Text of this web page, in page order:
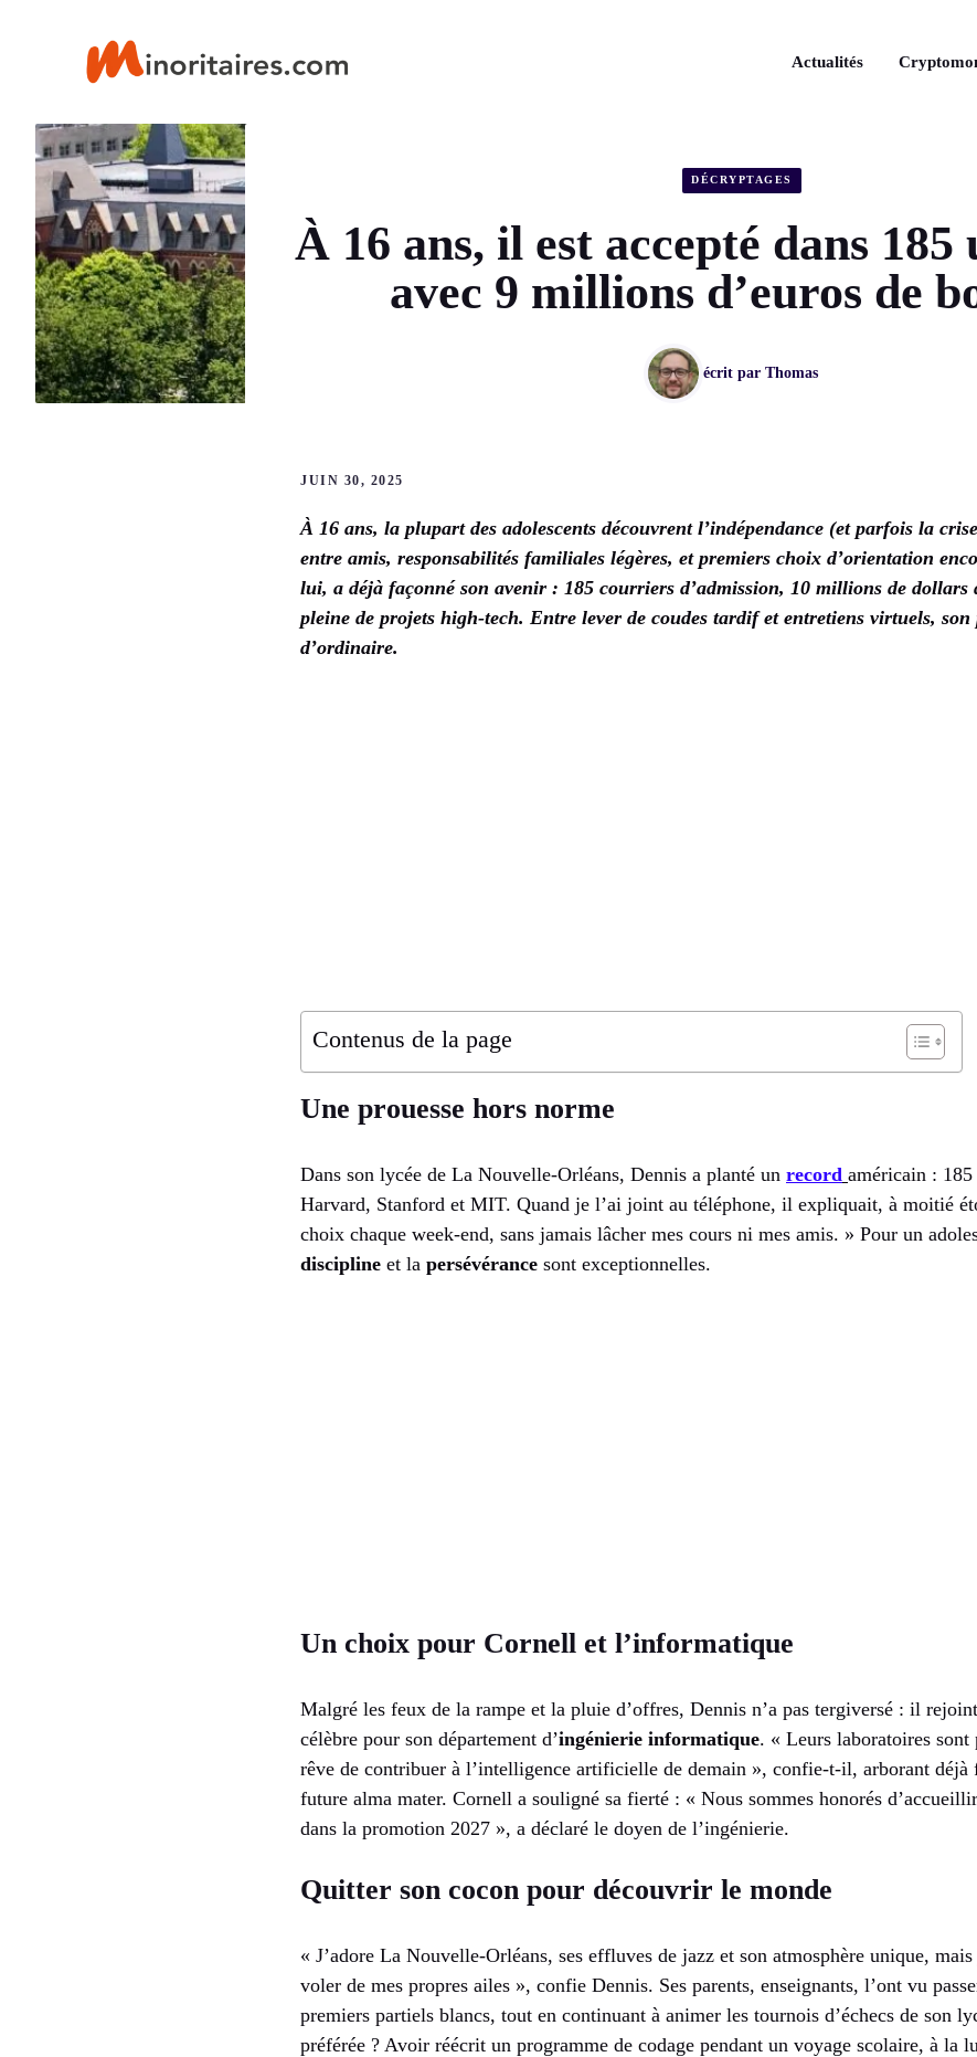
Actualités
DÉCRYPTAGES
À 16 ans, il est accepté dans 185
avec 9 millions d’euros de
écrit par Thomas
JUIN 30, 2025
À 16 ans, la plupart des adolescents découvrent l’indépendance (et parfois la
entre amis, responsabilités familiales légères, et premiers choix d’orientation
lui, a déjà façonné son avenir : 185 courriers d’admission, 10 millions de dollars
pleine de projets high-tech. Entre lever de coudes tardif et entretiens virtuels, son
d’ordinaire.
Contenus de la page
Une prouesse hors norme
Dans son lycée de La Nouvelle-Orléans, Dennis a planté un record américain :
Harvard, Stanford et MIT. Quand je l’ai joint au téléphone, il expliquait, à moitié
choix chaque week‑end, sans jamais lâcher mes cours ni mes amis. » Pour un
discipline et la persévérance sont exceptionnelles.
Un choix pour Cornell et l’informatique
Malgré les feux de la rampe et la pluie d’offres, Dennis n’a pas tergiversé : il
célèbre pour son département d’ingénierie informatique. « Leurs laboratoires
rêve de contribuer à l’intelligence artificielle de demain », confie-t-il, arborant déjà
future alma mater. Cornell a souligné sa fierté : « Nous sommes honorés
dans la promotion 2027 », a déclaré le doyen de l’ingénierie.
Quitter son cocon pour découvrir le monde
« J’adore La Nouvelle-Orléans, ses effluves de jazz et son atmosphère unique,
voler de mes propres ailes », confie Dennis. Ses parents, enseignants, l’ont vu
premiers partiels blancs, tout en continuant à animer les tournois d’échecs de son
préférée ? Avoir réécrit un programme de codage pendant un voyage scolaire, à la